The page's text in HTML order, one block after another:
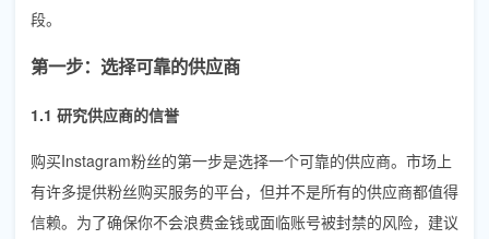
段。
第一步：选择可靠的供应商
1.1 研究供应商的信誉
购买Instagram粉丝的第一步是选择一个可靠的供应商。市场上
有许多提供粉丝购买服务的平台，但并不是所有的供应商都值得
信赖。为了确保你不会浪费金钱或面临账号被封禁的风险，建议